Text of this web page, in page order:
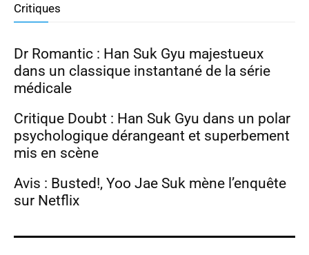
Critiques
Dr Romantic : Han Suk Gyu majestueux
dans un classique instantané de la série
médicale
Critique Doubt : Han Suk Gyu dans un polar
psychologique dérangeant et superbement
mis en scène
Avis : Busted!, Yoo Jae Suk mène l’enquête
sur Netflix